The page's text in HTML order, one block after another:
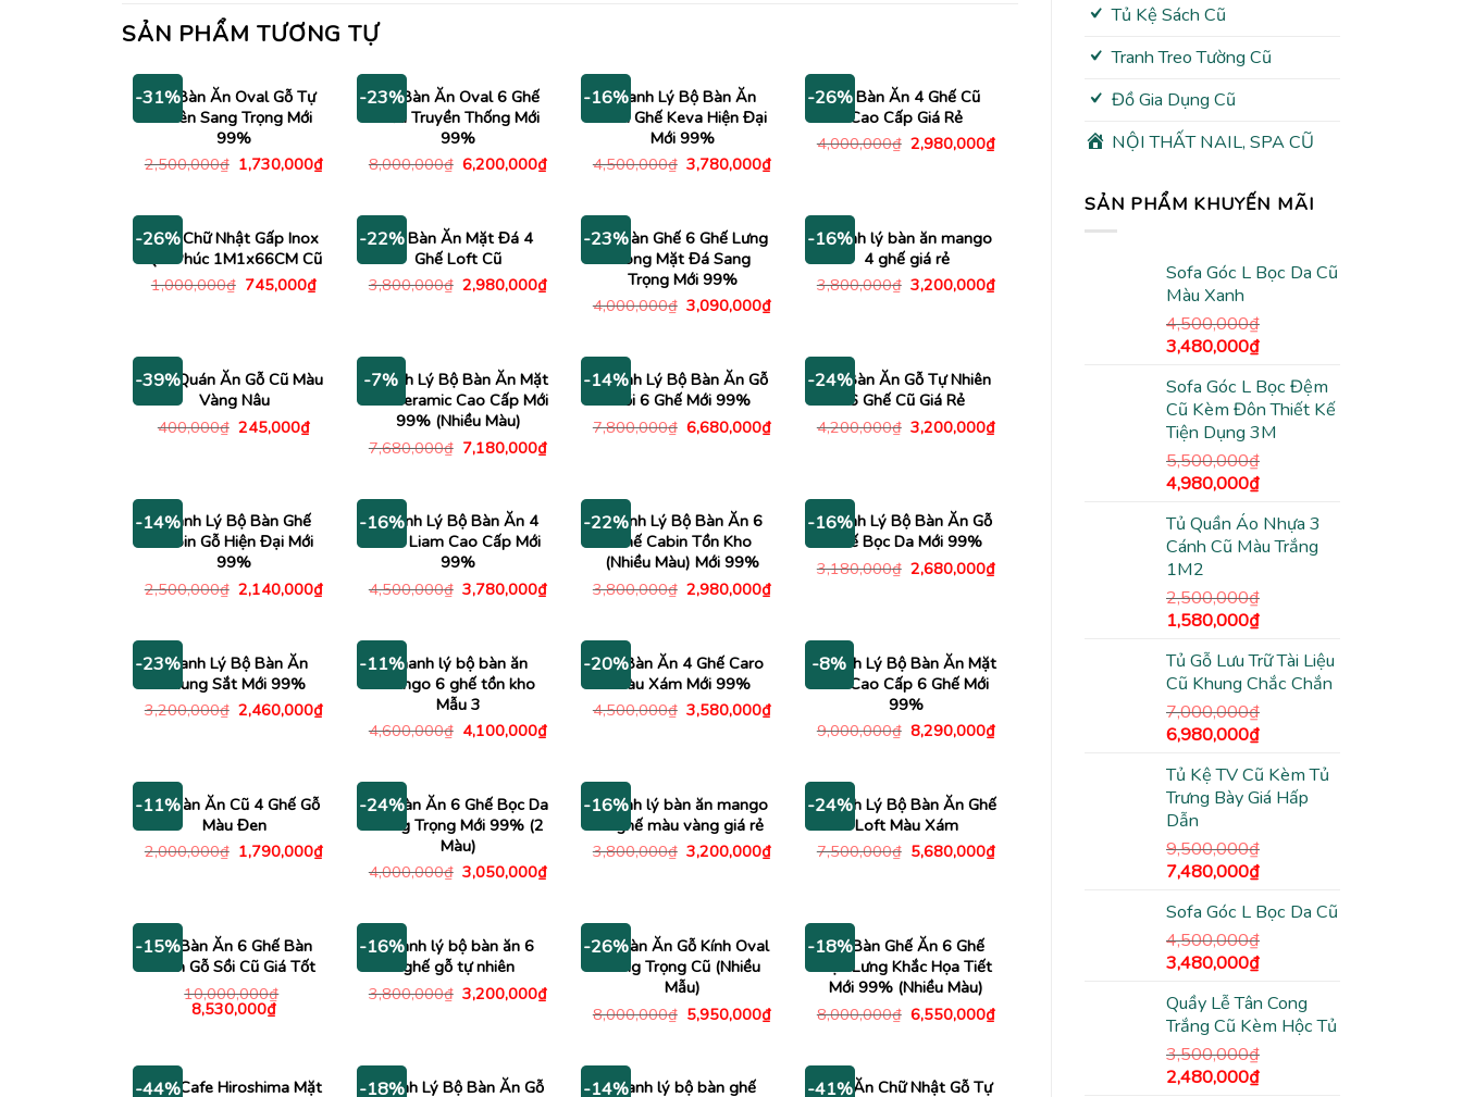
Tủ Kệ Sách Cũ
Tranh Treo Tường Cũ
Đồ Gia Dụng Cũ
NỘI THẤT NAIL, SPA CŨ
SẢN PHẨM KHUYẾN MÃI
Sofa Góc L Bọc Da Cũ
Màu Xanh
4,500,000₫
Giá
là:
4,500,000₫.
3,480,000₫Giá
tại
là:
3,480,000₫.
Sofa Góc L Bọc Đệm
Cũ Kèm Đôn Thiết Kế
Tiện Dụng 3M
5,500,000₫
Giá
là:
5,500,000₫.
4,980,000₫Giá
tại
là:
Tủ Quần Áo Nhựa 3
Cánh Cũ Màu Trắng
1M2
2,500,000₫
Giá
là:
2,500,000₫.
1,580,000₫Giá
tại
là:
1,580,000₫.
Tủ Gỗ Lưu Trữ Tài Liệu
Cũ Khung Chắc Chắn
7,000,000₫
Giá
là:
7,000,000₫.
6,980,000₫Giá
tại
là:
Tủ Kệ TV Cũ Kèm Tủ
Trưng Bày Giá Hấp
Dẫn
9,500,000₫
Giá
là:
9,500,000₫.
7,480,000₫Giá
tại
là:
7,480,000₫.
Sofa Góc L Bọc Da Cũ
4,500,000₫
Giá
là:
4,500,000₫.
3,480,000₫Giá
tại
là:
3,480,000₫.
Quầy Lễ Tân Cong
Trắng Cũ Kèm Hộc Tủ
3,500,000₫
Giá
2,480,000₫Giá
SẢN PHẨM TƯƠNG TỰ
-31%
Bộ Bàn Ăn Oval Gỗ Tự
Nhiên Sang Trọng Mới
99%
2,500,000₫ Giá
gốc
1,730,000₫Giá
1,730,000₫.
-23%
Bộ Bàn Ăn Oval 6 Ghế
Kiểu Truyền Thống Mới
99%
8,000,000₫ Giá
gốc
6,200,000₫Giá
6,200,000₫.
-16%Thanh Lý Bộ Bàn Ăn
Kèm Ghế Keva Hiện Đại
Mới 99%
4,500,000₫ Giá
gốc
3,780,000₫Giá
3,780,000₫.
-26%Bộ Bàn Ăn 4 Ghế Cũ
Cao Cấp Giá Rẻ
4,000,000₫ Giá
gốc
2,980,000₫Giá
-26%
Bàn Chữ Nhật Gấp Inox
Qui Phúc 1M1x66CM Cũ
1,000,000₫ Giá
745,000₫Giá
-22%Bộ Bàn Ăn Mặt Đá 4
Ghế Loft Cũ
3,800,000₫ Giá
gốc
2,980,000₫Giá
-23%
Bộ Bàn Ghế 6 Ghế Lưng
Cong Mặt Đá Sang
Trọng Mới 99%
4,000,000₫ Giá
gốc
3,090,000₫Giá
3,090,000₫.
-16%
Thanh lý bàn ăn mango
4 ghế giá rẻ
3,800,000₫ Giá
gốc
3,200,000₫Giá
-39%
Ghế Quán Ăn Gỗ Cũ Màu
Vàng Nâu
400,000₫ Giá
245,000₫Giá
-7%
Thanh Lý Bộ Bàn Ăn Mặt
Đá Ceramic Cao Cấp Mới
99% (Nhiều Màu)
7,680,000₫ Giá
gốc
7,180,000₫Giá
7,180,000₫.
-14%
Thanh Lý Bộ Bàn Ăn Gỗ
Sồi 6 Ghế Mới 99%
7,800,000₫ Giá
gốc
6,680,000₫Giá
-24%
Bộ Bàn Ăn Gỗ Tự Nhiên
6 Ghế Cũ Giá Rẻ
4,200,000₫ Giá
gốc
3,200,000₫Giá
-14%Thanh Lý Bộ Bàn Ghế
Cabin Gỗ Hiện Đại Mới
99%
2,500,000₫ Giá
gốc
2,140,000₫Giá
2,140,000₫.
-16%
Thanh Lý Bộ Bàn Ăn 4
Ghế Liam Cao Cấp Mới
99%
4,500,000₫ Giá
gốc
3,780,000₫Giá
3,780,000₫.
-22%
Thanh Lý Bộ Bàn Ăn 6
Ghế Cabin Tồn Kho
(Nhiều Màu) Mới 99%
3,800,000₫ Giá
gốc
2,980,000₫Giá
2,980,000₫.
-16%
Thanh Lý Bộ Bàn Ăn Gỗ
Ghế Bọc Da Mới 99%
3,180,000₫ Giá
gốc
2,680,000₫Giá
-23%Thanh Lý Bộ Bàn Ăn
Khung Sắt Mới 99%
3,200,000₫ Giá
gốc
2,460,000₫Giá
-11%Thanh lý bộ bàn ăn
Mango 6 ghế tồn kho
Mẫu 3
4,600,000₫ Giá
gốc
4,100,000₫Giá
4,100,000₫.
-20%
Bộ Bàn Ăn 4 Ghế Caro
Màu Xám Mới 99%
4,500,000₫ Giá
gốc
3,580,000₫Giá
-8%
Thanh Lý Bộ Bàn Ăn Mặt
Đá Cao Cấp 6 Ghế Mới
99%
9,000,000₫ Giá
gốc
8,290,000₫Giá
8,290,000₫.
-11%
Bộ Bàn Ăn Cũ 4 Ghế Gỗ
Màu Đen
2,000,000₫ Giá
gốc
1,790,000₫Giá
-24%
Bộ Bàn Ăn 6 Ghế Bọc Da
Sang Trọng Mới 99% (2
Màu)
4,000,000₫ Giá
gốc
3,050,000₫Giá
3,050,000₫.
-16%
Thanh lý bàn ăn mango
4 ghế màu vàng giá rẻ
3,800,000₫ Giá
gốc
3,200,000₫Giá
-24%
Thanh Lý Bộ Bàn Ăn Ghế
Loft Màu Xám
7,500,000₫ Giá
gốc
5,680,000₫Giá
-15%
Bộ Bàn Ăn 6 Ghế Bàn
Tròn Gỗ Sồi Cũ Giá Tốt
10,000,000₫
Giá
gốc
8,530,000₫Giá
8,530,000₫.
-16%Thanh lý bộ bàn ăn 6
ghế gỗ tự nhiên
3,800,000₫ Giá
gốc
3,200,000₫Giá
-26%
Bộ Bàn Ăn Gỗ Kính Oval
Sang Trọng Cũ (Nhiều
Mẫu)
8,000,000₫ Giá
gốc
5,950,000₫Giá
5,950,000₫.
-18%
Bộ Bàn Ghế Ăn 6 Ghế
Tựa Lưng Khắc Họa Tiết
Mới 99% (Nhiều Màu)
8,000,000₫ Giá
gốc
6,550,000₫Giá
-44%
Ghế Cafe Hiroshima Mặt
-18%
Thanh Lý Bộ Bàn Ăn Gỗ
-14%Thanh lý bộ bàn ghế
-41%
Bàn Ăn Chữ Nhật Gỗ Tự